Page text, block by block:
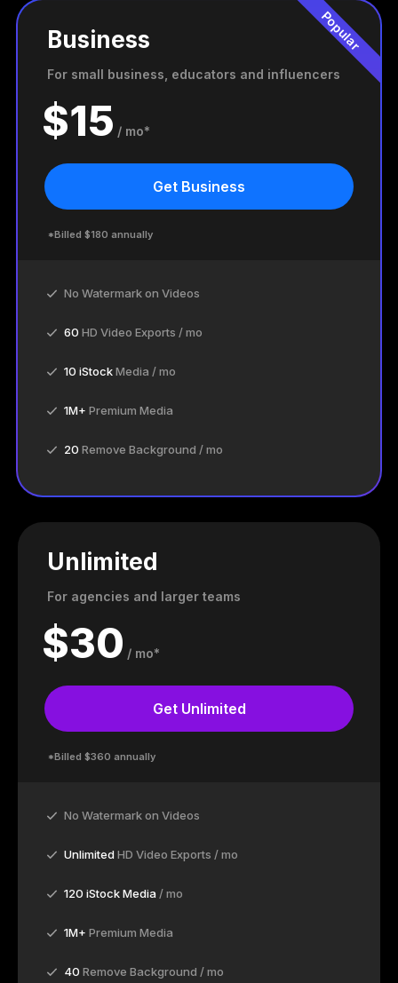
Popular
Business
For small business, educators and influencers
$15 / mo*
Get Business
*Billed $180 annually
No Watermark on Videos
60 HD Video Exports / mo
10 iStockMedia / mo
1M+ Premium Media
20 Remove Background / mo
Unlimited
For agencies and larger teams
$30 / mo*
Get Unlimited
*Billed $360 annually
No Watermark on Videos
Unlimited HD Video Exports / mo
120 iStock Media / mo
1M+ Premium Media
40 Remove Background / mo